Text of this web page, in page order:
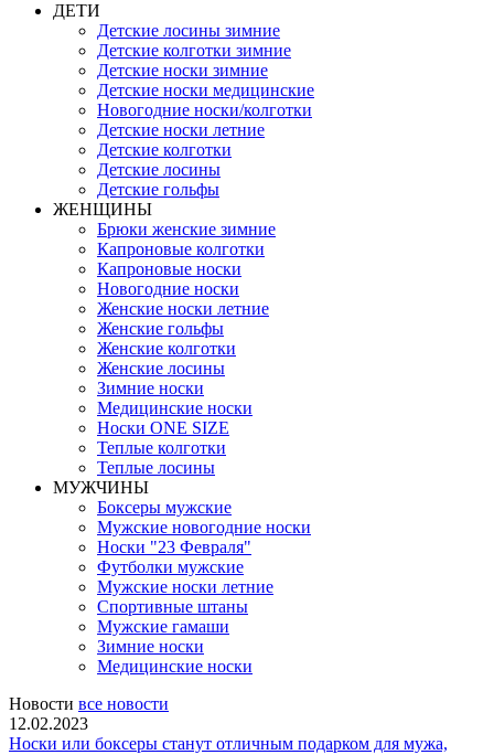
ДЕТИ
Детские лосины зимние
Детские колготки зимние
Детские носки зимние
Детские носки медицинские
Новогодние носки/колготки
Детские носки летние
Детские колготки
Детские лосины
Детские гольфы
ЖЕНЩИНЫ
Брюки женские зимние
Капроновые колготки
Капроновые носки
Новогодние носки
Женские носки летние
Женские гольфы
Женские колготки
Женские лосины
Зимние носки
Медицинские носки
Носки ONE SIZE
Теплые колготки
Теплые лосины
МУЖЧИНЫ
Боксеры мужские
Мужские новогодние носки
Носки "23 Февраля"
Футболки мужские
Мужские носки летние
Спортивные штаны
Мужские гамаши
Зимние носки
Медицинские носки
Новости все новости
12.02.2023
Носки или боксеры станут отличным подарком для мужа,